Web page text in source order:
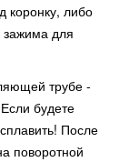
коронку, либо
зажима для
трубе -
будете
После
поворотной